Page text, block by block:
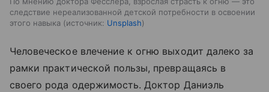
следствие нереализованной детской потребности в освоении
этого навыка
источник: Unsplash
Человеческое влечение к огню выходит далеко за
рамки практической пользы, превращаясь в
своего рода одержимость. Доктор Даниэль